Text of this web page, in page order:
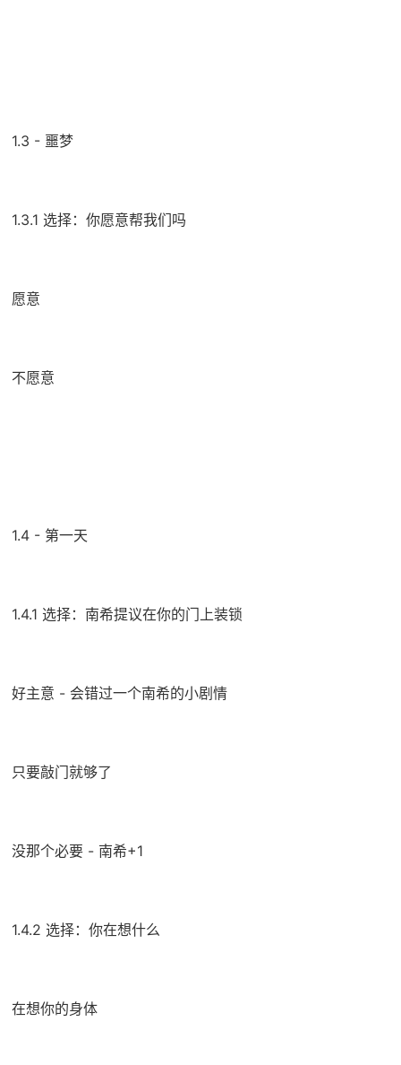
1.3 - 噩梦
1.3.1 选择：你愿意帮我们吗
愿意
不愿意
1.4 - 第一天
1.4.1 选择：南希提议在你的门上装锁
好主意 - 会错过一个南希的小剧情
只要敲门就够了
没那个必要 - 南希+1
1.4.2 选择：你在想什么
在想你的身体